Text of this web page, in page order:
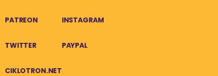
PATREON INSTAGRAM
TWITTER PAYPAL
CIKLOTRON.NET